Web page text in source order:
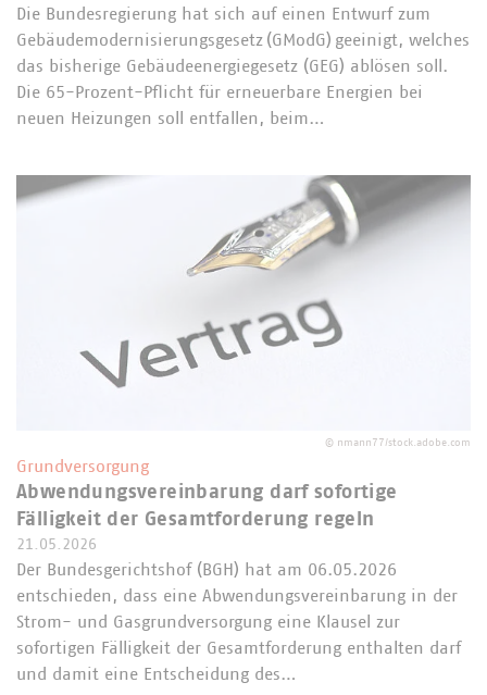
Die Bundesregierung hat sich auf einen Entwurf zum
Gebäudemodernisierungsgesetz (GModG) geeinigt, welches
das bisherige Gebäudeenergiegesetz (GEG) ablösen soll.
Die 65-Prozent-Pflicht für erneuerbare Energien bei
neuen Heizungen soll entfallen, beim…
© nmann77/stock.adobe.com
Grundversorgung
Abwendungsvereinbarung darf sofortige
Fälligkeit der Gesamtforderung regeln
21.05.2026
Der Bundesgerichtshof (BGH) hat am 06.05.2026
entschieden, dass eine Abwendungsvereinbarung in der
Strom- und Gasgrundversorgung eine Klausel zur
sofortigen Fälligkeit der Gesamtforderung enthalten darf
und damit eine Entscheidung des…